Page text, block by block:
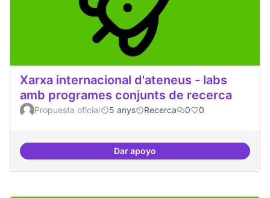
Xarxa internacional d'ateneus - labs
amb programes conjunts de recerca
Propuesta oficial 5 anys Recerca 0 0
Dar apoyoXarxa internacional d'ateneus -